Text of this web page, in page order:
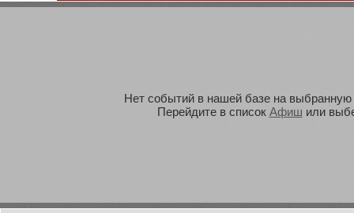
Нет событий в нашей базе на
Перейдите в список Афиш или